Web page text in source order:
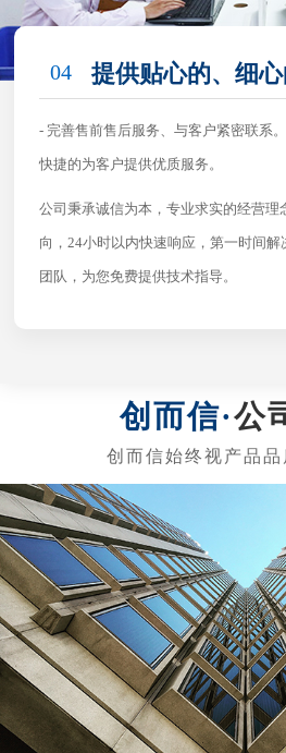
04 提供贴心的、细
- 完善售前售后服务、与客户紧密联系
快捷的为客户提供优质服务。
公司秉承诚信为本，专业求实的经营理
向，24小时以内快速响应，第一时间
团队，为您免费提供技术指导。
公